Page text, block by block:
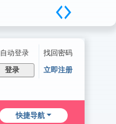
自动登录
找回密码
登录 立即注册
快捷导航